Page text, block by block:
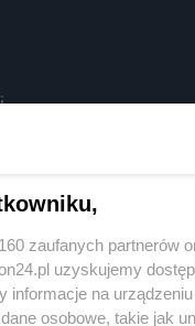
zaufanych partnerów
uzyskujemy
informacje na
osobowe, takie jak